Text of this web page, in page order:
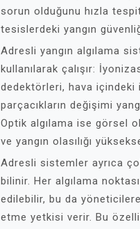
sorun olduğunu hızla
tesislerdeki yangın
Adresli yangın algılama
kullanılarak çalışır:
dedektörleri, hava içindeki
parçacıkların değişimi
Optik algılama ise görsel
ve yangın olasılığı
Adresli sistemler ayrıca
bilinir. Her algılama
edilebilir, bu da
etme yetkisi verir. Bu